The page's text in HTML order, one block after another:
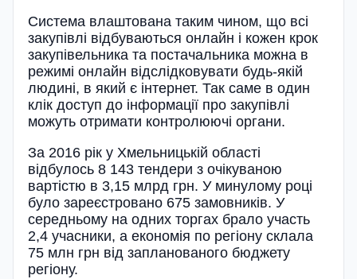
Система влаштована таким чином, що всі
закупівлі відбуваються онлайн і кожен крок
закупівельника та постачальника можна в
режимі онлайн відслідковувати будь-якій
людині, в який є інтернет. Так саме в один
клік доступ до інформації про закупівлі
можуть отримати контролюючі органи.
За 2016 рік у Хмельницькій області
відбулось 8 143 тендери з очікуваною
вартістю в 3,15 млрд грн. У минулому році
було зареєстровано 675 замовників. У
середньому на одних торгах брало участь
2,4 учасники, а економія по регіону склала
75 млн грн від запланованого бюджету
регіону.